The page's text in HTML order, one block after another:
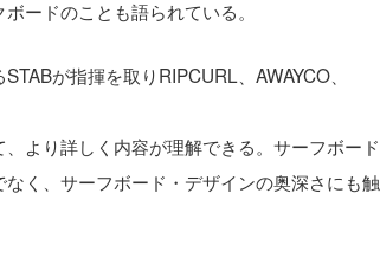
ードのことも語られている。
が指揮を取りRIPCURL、AWAYCO、
より詳しく内容が理解できる。サーフボード
く、サーフボード・デザインの奥深さにも触